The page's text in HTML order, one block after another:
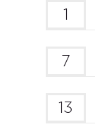
1
7
13